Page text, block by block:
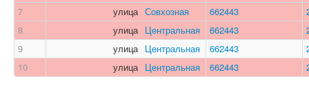
7
улица Совхозная 662443
8
улица Центральная 662443
9
улица Центральная 662443
10
улица Центральная 662443